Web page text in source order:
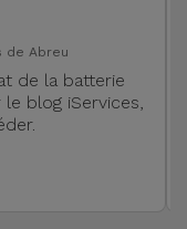
de Abreu
de la batterie
blog iServices,